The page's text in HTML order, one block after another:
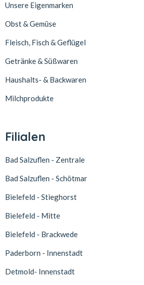
Unsere Eigenmarken
Obst & Gemüse
Fleisch, Fisch & Geflügel
Getränke & Süßwaren
Haushalts- & Backwaren
Milchprodukte
Filialen
Bad Salzuflen - Zentrale
Bad Salzuflen - Schötmar
Bielefeld - Stieghorst
Bielefeld - Mitte
Bielefeld - Brackwede
Paderborn - Innenstadt
Detmold- Innenstadt